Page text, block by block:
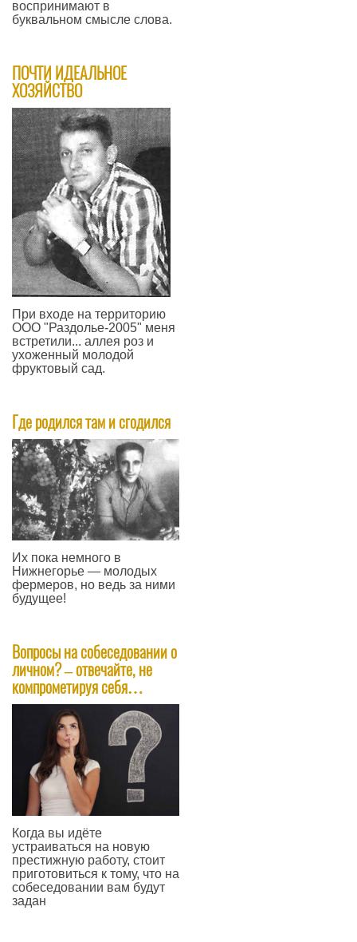
воспринимают в
буквальном смысле слова.
ПОЧТИ ИДЕАЛЬНОЕ
ХОЗЯЙСТВО
При входе на территорию
ООО "Раздолье-2005" меня
встретили... аллея роз и
ухоженный молодой
фруктовый сад.
Где родился там и сгодился
Их пока немного в
Нижнегорье — молодых
фермеров, но ведь за ними
будущее!
Вопросы на собеседовании о
личном? – отвечайте, не
компрометируя себя…
Когда вы идёте
устраиваться на новую
престижную работу, стоит
приготовиться к тому, что на
собеседовании вам будут
задан